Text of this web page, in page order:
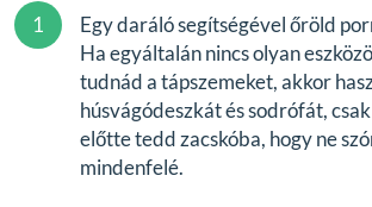
1
Egy daráló segítségével őröld
Ha egyáltalán nincs olyan
tudnád a tápszemeket, akkor
húsvágódeszkát és sodrófát,
előtte tedd zacskóba, hogy ne
mindenfelé.